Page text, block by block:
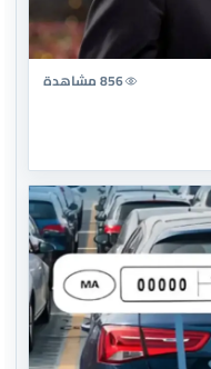
856 مشاهدة